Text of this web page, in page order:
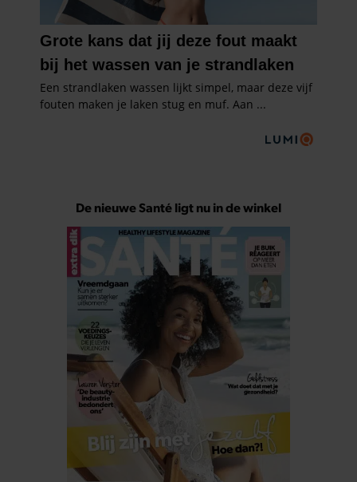
De nieuwe Santé ligt nu in de winkel